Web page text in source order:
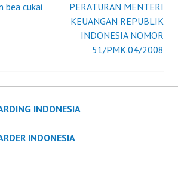
bea cukai
PERATURAN MENTERI
KEUANGAN REPUBLIK
INDONESIA NOMOR
51/PMK.04/2008
INDONESIA
INDONESIA